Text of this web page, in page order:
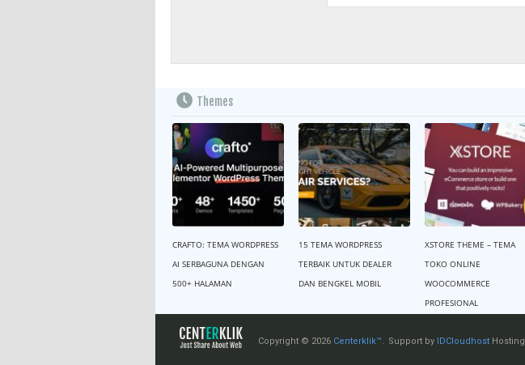
Themes
CRAFTO: TEMA WORDPRESS
AI SERBAGUNA DENGAN
500+ HALAMAN
15 TEMA WORDPRESS
TERBAIK UNTUK DEALER
DAN BENGKEL MOBIL
XSTORE THEME – TEMA
TOKO ONLINE
WOOCOMMERCE
PROFESIONAL
Copyright © 2026 Centerklik™ Support by IDCloudhost Hosting.